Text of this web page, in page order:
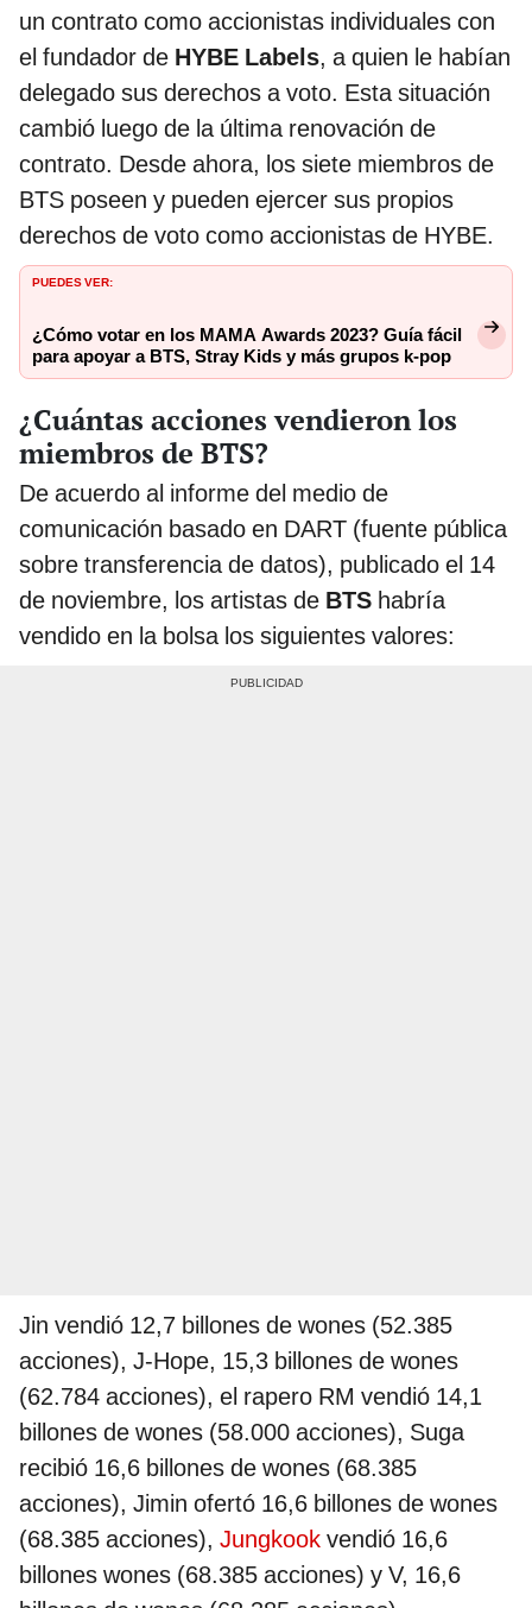
un contrato como accionistas individuales con
el fundador de HYBE Labels, a quien le habían
delegado sus derechos a voto. Esta situación
cambió luego de la última renovación de
contrato. Desde ahora, los siete miembros de
BTS poseen y pueden ejercer sus propios
derechos de voto como accionistas de HYBE.
PUEDES VER:
¿Cómo votar en los MAMA Awards 2023? Guía fácil
para apoyar a BTS, Stray Kids y más grupos k-pop
¿Cuántas acciones vendieron los
miembros de BTS?
De acuerdo al informe del medio de
comunicación basado en DART (fuente pública
sobre transferencia de datos), publicado el 14
de noviembre, los artistas de BTS habría
vendido en la bolsa los siguientes valores:
Jin vendió 12,7 billones de wones (52.385
acciones), J-Hope, 15,3 billones de wones
(62.784 acciones), el rapero RM vendió 14,1
billones de wones (58.000 acciones), Suga
recibió 16,6 billones de wones (68.385
acciones), Jimin ofertó 16,6 billones de wones
(68.385 acciones), Jungkook vendió 16,6
billones wones (68.385 acciones) y V, 16,6